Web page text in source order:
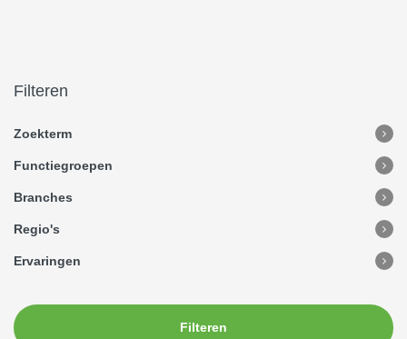
Filteren
Zoekterm
Functiegroepen
Branches
Regio's
Ervaringen
Filteren